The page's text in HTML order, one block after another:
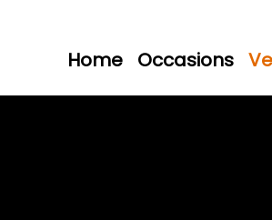
Home Occasions